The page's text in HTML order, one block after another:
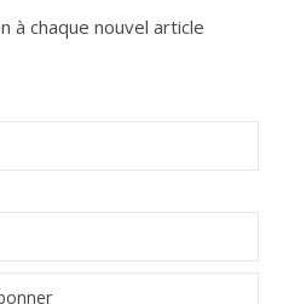
à chaque nouvel article